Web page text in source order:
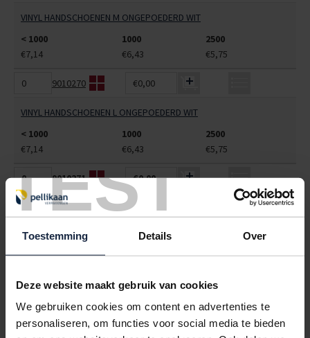
TEST
Toestemming Details Over
Deze website maakt gebruik van cookies
We gebruiken cookies om content en advertenties te
personaliseren, om functies voor social media te bieden
VINYL HANDSCHOENEN M ONGEPOEDERD WIT
< 1000
1000
2500
€7,14
€6,43 €5,75
9010270 €0,00
VINYL HANDSCHOENEN L ONGEPOEDERD WIT
< 1000
1000
2500
€7,14
€6,43 €5,75
9010271 €0,00
VINYL HANDSCHOENEN XL ONGEPOEDERD WIT
€7,14
€6,43
Hoe werkt een bestellijst?